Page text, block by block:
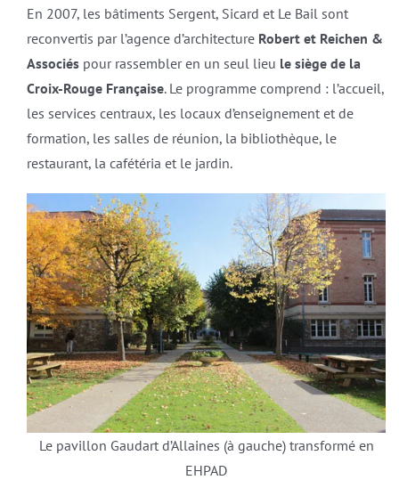
En 2007, les bâtiments Sergent, Sicard et Le Bail sont
reconvertis par l’agence d’architecture Robert et Reichen &
Associéspour rassembler en un seul lieu le siège de la
Croix-Rouge Française. Le programme comprend : l’accueil,
les services centraux, les locaux d’enseignement et de
formation, les salles de réunion, la bibliothèque, le
restaurant, la cafétéria et le jardin.
Le pavillon Gaudart d’Allaines (à gauche) transformé en
EHPAD